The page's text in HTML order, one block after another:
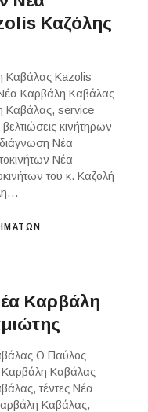
Καζόλης
Καβάλας Kazolis
Νέα Καρβάλη Καβάλας
Καβάλας, service
κινήτηρων
Νέα
Νέα
του κ. Καζολή
Καρβάλη
Ο Παύλος
Καρβάλη Καβάλας
τέντες Νέα
Καβάλας,